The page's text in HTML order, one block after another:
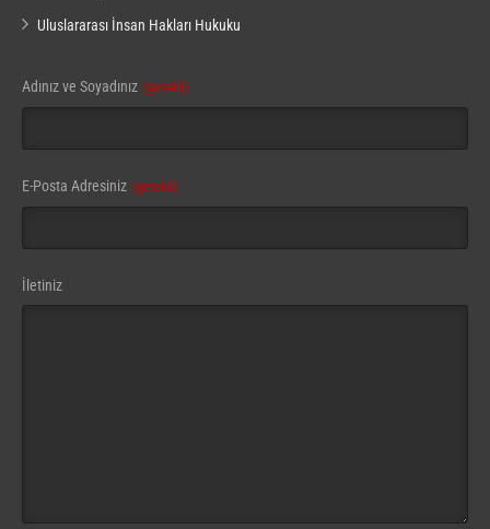
Uluslararası İnsan Hakları Hukuku
Your
Website (gerekli)
Adınız ve Soyadınız (gerekli)
E-Posta Adresiniz (gerekli)
İletiniz